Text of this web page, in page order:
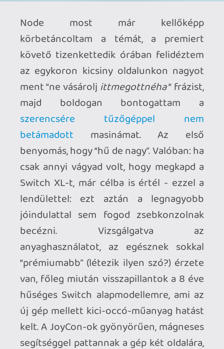
És hát ugye a kijelző. Ez volt az a pont,
ahol ugye (részben) visszalépést
könyvelhetünk el a Switch 1 OLED
modelljéhez viszonyítva, de azért a
teljes
képetnézve szó sincs nagy
visszalépésről. Mert, bár valóban, a
feketék nem olyan feketék mint az
OLED-esetében, cserébe viszont a
mérleg másik serpenyőjében ott integet
a HDR, a VRR és a 120 Hz-es képfrissítés is.
Az LCD 400-500 nits közötti fényerővel
ragyog, kipróbáltam, a nyári nap sugarai
mellett is élvezhető vizuált nyújt. És hát
az az egy inch-el nagyobb képátló elég
látványosan megdobja a handheld
élményt, bár a káva mérete most sem
elhanyagolható.